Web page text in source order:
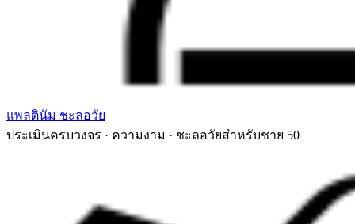
แพลตินัม ชะลอวัย
ประเมินครบวงจร · ความงาม · ชะลอวัยสำหรับชาย 50+